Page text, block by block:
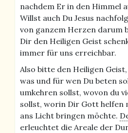
nachdem Er in den Himmel
Willst auch Du Jesus
von ganzem Herzen darum
Dir den Heiligen Geist
immer für uns erreichbar.
Also bitte den Heiligen
was und für wen Du beten
umkehren sollst, wovon du
sollst, worin Dir Gott helfen
ans Licht bringen möchte.
erleuchtet die Areale der